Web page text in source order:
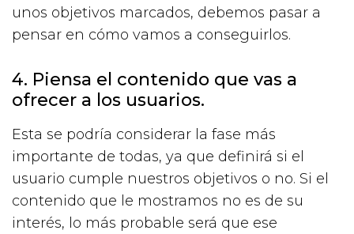
unos objetivos marcados, debemos pasar a
pensar en cómo vamos a conseguirlos.
4. Piensa el contenido que vas a
ofrecer a los usuarios.
Esta se podría considerar la fase más
importante de todas, ya que definirá si el
usuario cumple nuestros objetivos o no. Si el
contenido que le mostramos no es de su
interés, lo más probable será que ese